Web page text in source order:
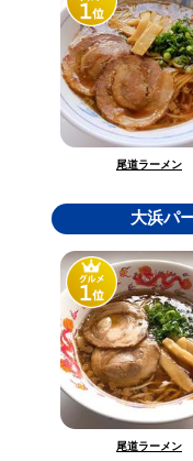
尾道ラーメン
大浜パ
尾道ラーメン